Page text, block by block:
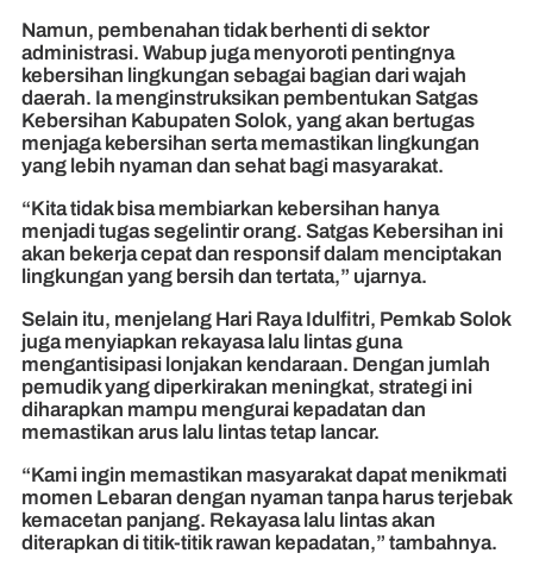
Namun, pembenahan tidak berhenti di sektor
administrasi. Wabup juga menyoroti pentingnya
kebersihan lingkungan sebagai bagian dari wajah
daerah. Ia menginstruksikan pembentukan Satgas
Kebersihan Kabupaten Solok, yang akan bertugas
menjaga kebersihan serta memastikan lingkungan
yang lebih nyaman dan sehat bagi masyarakat.
“Kita tidak bisa membiarkan kebersihan hanya
menjadi tugas segelintir orang. Satgas Kebersihan ini
akan bekerja cepat dan responsif dalam menciptakan
lingkungan yang bersih dan tertata,” ujarnya.
Selain itu, menjelang Hari Raya Idulfitri, Pemkab Solok
juga menyiapkan rekayasa lalu lintas guna
mengantisipasi lonjakan kendaraan. Dengan jumlah
pemudik yang diperkirakan meningkat, strategi ini
diharapkan mampu mengurai kepadatan dan
memastikan arus lalu lintas tetap lancar.
“Kami ingin memastikan masyarakat dapat menikmati
momen Lebaran dengan nyaman tanpa harus terjebak
kemacetan panjang. Rekayasa lalu lintas akan
diterapkan di titik-titik rawan kepadatan,” tambahnya.